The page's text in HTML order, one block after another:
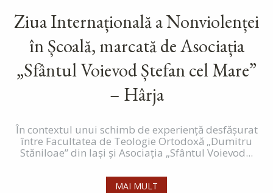
Ziua Internațională a Nonviolenței
în Școală, marcată de Asociația
„Sfântul Voievod Ștefan cel Mare”
– Hârja
În contextul unui schimb de experiență desfășurat
între Facultatea de Teologie Ortodoxă „Dumitru
Stăniloae” din Iași și Asociația „Sfântul Voievod...
MAI MULT